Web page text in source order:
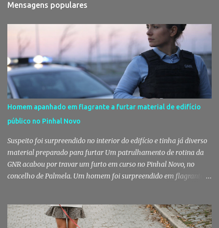
Mensagens populares
Homem apanhado em flagrante a furtar material de edifício
público no Pinhal Novo
Suspeito foi surpreendido no interior do edifício e tinha já diverso
material preparado para furtar Um patrulhamento de rotina da
GNR acabou por travar um furto em curso no Pinhal Novo, no
concelho de Palmela. Um homem foi surpreendido em flagrante
militares da Guarda. Patrulhamento da GNR termina com
detenção por furto A detenção ocorreu no dia 4 de Agosto, - mas